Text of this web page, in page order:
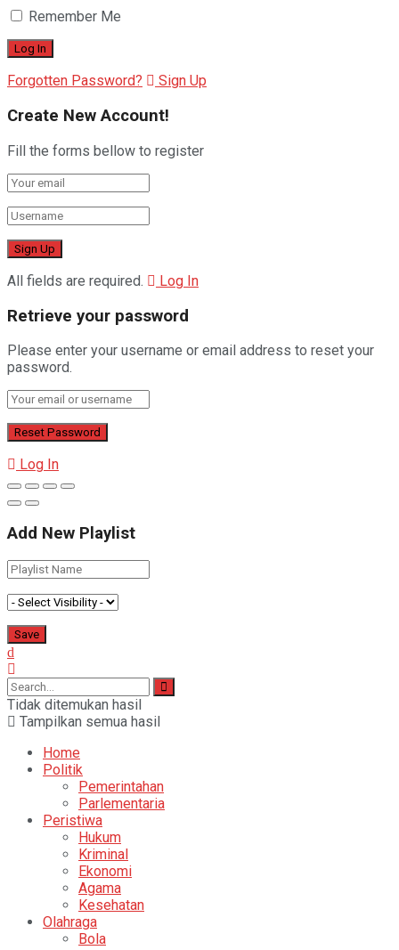
Remember Me
Forgotten Password? Sign Up
Create New Account!
Fill the forms bellow to register
All fields are required. Log In
Retrieve your password
Please enter your username or email address to reset your
password.
Log In
Add New Playlist
Tidak ditemukan hasil
Tampilkan semua hasil
Home
Politik
Pemerintahan
Parlementaria
Peristiwa
Hukum
Kriminal
Ekonomi
Agama
Kesehatan
Olahraga
Bola